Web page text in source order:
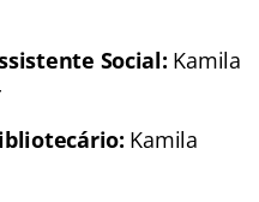
Social: Kamila
Kamila